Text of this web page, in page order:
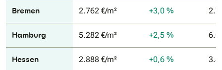
Bremen 2.762 €/m² +3,0 %
Hamburg 5.282 €/m² +2,5 %
Hessen 2.888 €/m² +0,6 %